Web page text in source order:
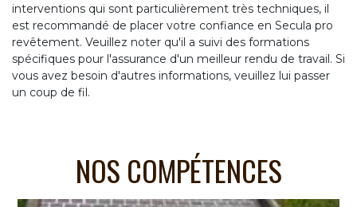
interventions qui sont particulièrement très techniques, il
est recommandé de placer votre confiance en Secula pro
revêtement. Veuillez noter qu'il a suivi des formations
spécifiques pour l'assurance d'un meilleur rendu de travail. Si
vous avez besoin d'autres informations, veuillez lui passer
un coup de fil.
NOS COMPÉTENCES